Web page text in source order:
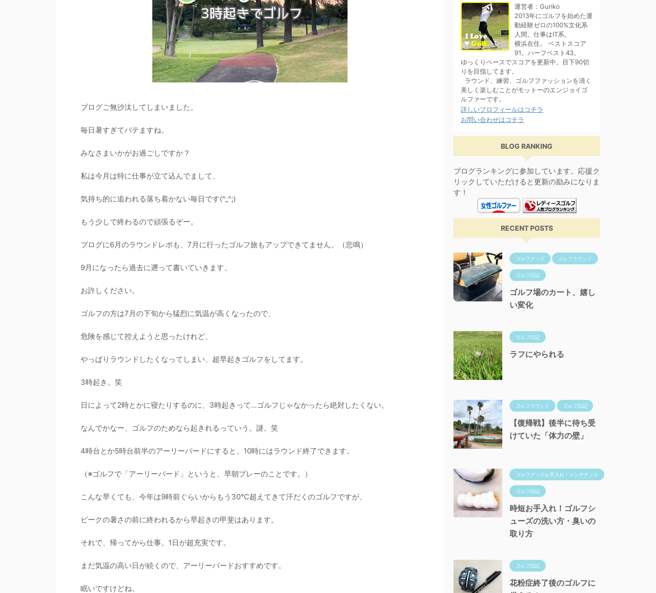
ブログご無沙汰してしまいました。
毎日暑すぎてバテますね。
みなさまいかがお過ごしですか？
私は今月は特に仕事が立て込んでまして、
気持ち的に追われる落ち着かない毎日です(^_^;)
もう少しで終わるので頑張るぞー。
ブログに6月のラウンドレポも、7月に行ったゴルフ旅もアップできてません。（悲鳴）
9月になったら過去に遡って書いていきます。
お許しください。
ゴルフの方は7月の下旬から猛烈に気温が高くなったので、
危険を感じて控えようと思ったけれど、
やっぱりラウンドしたくなってしまい、超早起きゴルフをしてます。
3時起き。笑
日によって2時とかに寝たりするのに、3時起きって...ゴルフじゃなかったら絶対したくない。
なんでかなー、ゴルフのためなら起きれるっていう。謎。笑
4時台とか5時台前半のアーリーバードにすると、10時にはラウンド終了できます。
（※ゴルフで「アーリーバード」というと、早朝プレーのことです。）
こんな早くても、今年は9時前ぐらいからもう30℃超えてきて汗だくのゴルフですが、
ピークの暑さの前に終われるから早起きの甲斐はあります。
それで、帰ってから仕事。1日が超充実です。
まだ気温の高い日が続くので、アーリーバードおすすめです。
眠いですけどね。
運営者：Guriko
2013年にゴルフを始めた運
動経験ゼロの100%文化系
人間。仕事はIT系。
横浜在住。 ベストスコア
91。ハーフベスト43。
ゆっくりペースでスコアを更新中。目下90切
りを目指してます。
ラウンド、練習、ゴルフファッションを清く
美しく楽しむことがモットーのエンジョイゴ
ルファーです。
詳しいプロフィールはコチラ
お問い合わせはコチラ
BLOG RANKING
ブログランキングに参加しています。応援ク
リックしていただけると更新の励みになりま
す！
RECENT POSTS
ゴルフグッズ ゴルフラウンド
ゴルフ日記
ゴルフ場のカート、嬉し
い変化
ゴルフ日記
ラフにやられる
ゴルフラウンド ゴルフ日記
【復帰戦】後半に待ち受
けていた「体力の壁」
ゴルフグッズお手入れ・メンテナンス
ゴルフ日記
時短お手入れ！ゴルフシ
ューズの洗い方・臭いの
取り方
ゴルフ日記
花粉症終了後のゴルフに